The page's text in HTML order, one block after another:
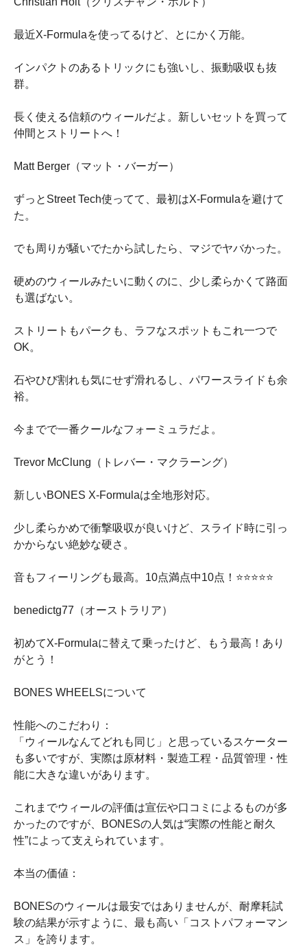
最近X-Formulaを使ってるけど、とにかく万能。
インパクトのあるトリックにも強いし、振動吸収も抜
群。
長く使える信頼のウィールだよ。新しいセットを買って
仲間とストリートへ！
Matt Berger（マット・バーガー）
ずっとStreet Tech使ってて、最初はX-Formulaを避けて
た。
でも周りが騒いでたから試したら、マジでヤバかった。
硬めのウィールみたいに動くのに、少し柔らかくて路面
も選ばない。
ストリートもパークも、ラフなスポットもこれ一つで
OK。
石やひび割れも気にせず滑れるし、パワースライドも余
裕。
今までで一番クールなフォーミュラだよ。
Trevor McClung（トレバー・マクラーング）
新しいBONES X-Formulaは全地形対応。
少し柔らかめで衝撃吸収が良いけど、スライド時に引っ
かからない絶妙な硬さ。
音もフィーリングも最高。10点満点中10点！⭐️⭐️⭐️⭐️⭐️
benedictg77（オーストラリア）
初めてX-Formulaに替えて乗ったけど、もう最高！あり
がとう！
BONES WHEELSについて
性能へのこだわり：
「ウィールなんてどれも同じ」と思っているスケーター
も多いですが、実際は原材料・製造工程・品質管理・性
能に大きな違いがあります。
これまでウィールの評価は宣伝や口コミによるものが多
かったのですが、BONESの人気は“実際の性能と耐久
性”によって支えられています。
本当の価値：
BONESのウィールは最安ではありませんが、耐摩耗試
験の結果が示すように、最も高い「コストパフォーマン
ス」を誇ります。